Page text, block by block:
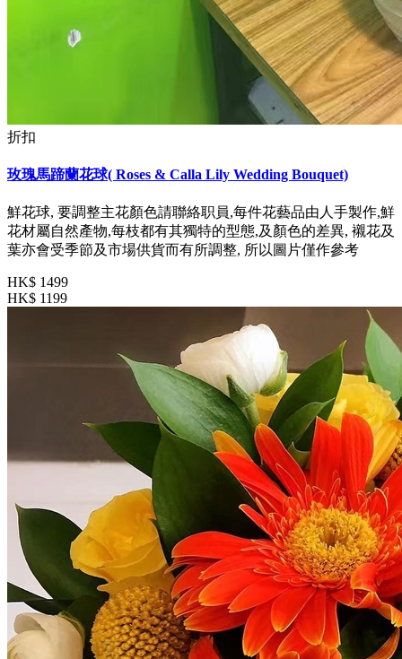
折扣
玫瑰馬蹄蘭花球( Roses & Calla Lily Wedding Bouquet)
鮮花球, 要調整主花顏色請聯絡职員,每件花藝品由人手製作,鮮
花材屬自然產物,每枝都有其獨特的型態,及顏色的差異, 襯花及
葉亦會受季節及市場供貨而有所調整, 所以圖片僅作參考
HK$ 1499
HK$ 1199